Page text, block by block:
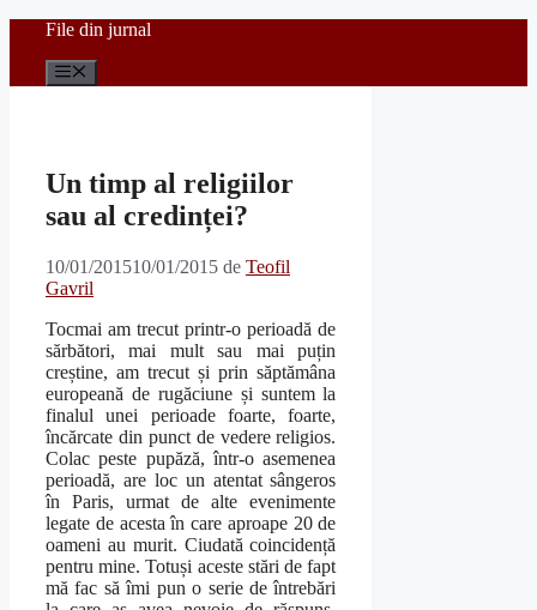
conținut
File din jurnal
Un timp al religiilor
sau al credinței?
10/01/201510/01/2015 de Teofil
Gavril
Tocmai am trecut printr-o perioadă de
sărbători, mai mult sau mai puțin
creștine, am trecut și prin săptămâna
europeană de rugăciune și suntem la
finalul unei perioade foarte, foarte,
încărcate din punct de vedere religios.
Colac peste pupăză, într-o asemenea
perioadă, are loc un atentat sângeros
în Paris, urmat de alte evenimente
legate de acesta în care aproape 20 de
oameni au murit. Ciudată coincidență
pentru mine. Totuși aceste stări de fapt
mă fac să îmi pun o serie de întrebări